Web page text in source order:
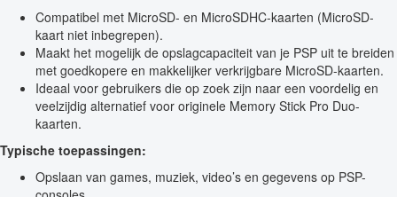
Compatibel met MicroSD- en MicroSDHC-kaarten (MicroSD-
kaart niet inbegrepen).
Maakt het mogelijk de opslagcapaciteit van je PSP uit te breiden
met goedkopere en makkelijker verkrijgbare MicroSD-kaarten.
Ideaal voor gebruikers die op zoek zijn naar een voordelig en
veelzijdig alternatief voor originele Memory Stick Pro Duo-
kaarten.
Typische toepassingen:
Opslaan van games, muziek, video’s en gegevens op PSP-